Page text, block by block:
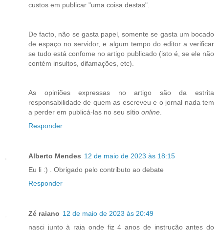
custos em publicar "uma coisa destas".
De facto, não se gasta papel, somente se gasta um bocado
de espaço no servidor, e algum tempo do editor a verificar
se tudo está confome no artigo publicado (isto é, se ele não
contém insultos, difamações, etc).
As opiniões expressas no artigo são da estrita
responsabilidade de quem as escreveu e o jornal nada tem
a perder em publicá-las no seu sítio online
Responder
Alberto Mendes 12 de maio de 2023 às 18:15
Eu li :) . Obrigado pelo contributo ao debate
Responder
Zé raiano 12 de maio de 2023 às 20:49
nasci junto à raia onde fiz 4 anos de instrução antes do